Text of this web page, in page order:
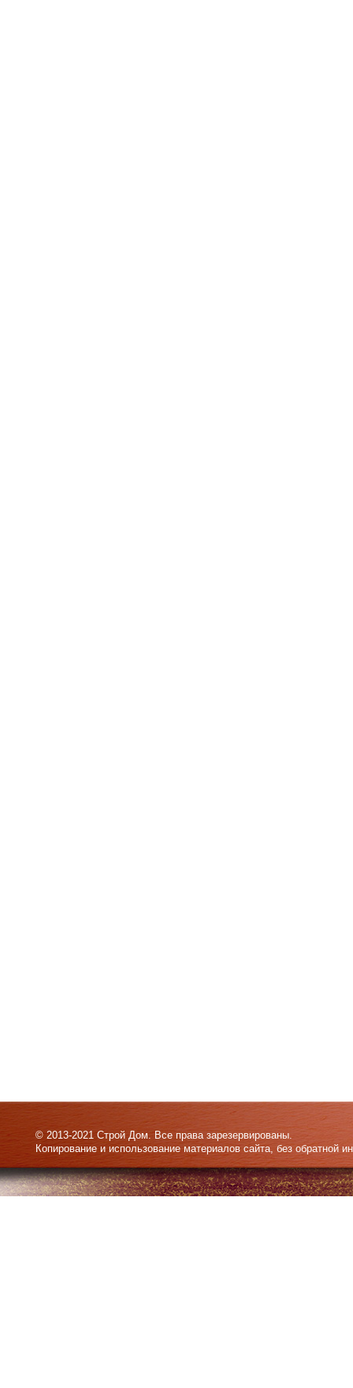
© 2013-2021 Строй Дом. Все права зарезервированы.
Копирование и использование материалов сайта, без обратной